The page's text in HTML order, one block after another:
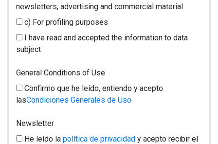
newsletters, advertising and commercial material
c) For profiling purposes
I have read and accepted the information to data
subject
General Conditions of Use
Confirmo que he leído, entiendo y acepto
lasCondiciones Generales de Uso
Newsletter
He leído la política de privacidad y acepto recibir el